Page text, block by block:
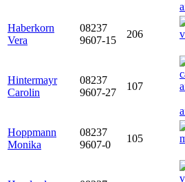
Haberkorn
Vera
08237
9607-15
206
Hintermayr
Carolin
08237
9607-27
107
Hoppmann
Monika
08237
9607-0
105